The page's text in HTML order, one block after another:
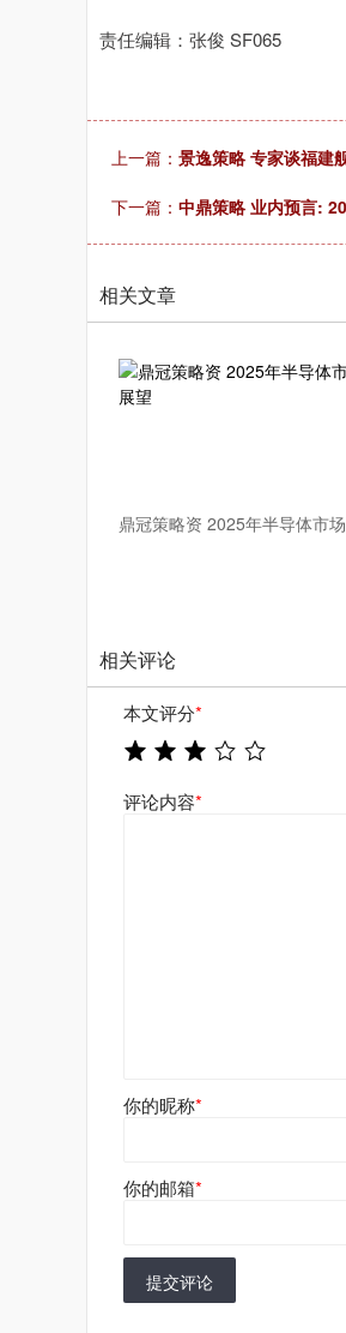
责任编辑：张俊 SF065
上一篇： 景逸策略 专家谈福建
下一篇： 中鼎策略 业内预言:
相关文章
鼎冠策略资 2025年半导体市
相关评论
本文评分*
评论内容*
你的昵称*
你的邮箱*
提交评论